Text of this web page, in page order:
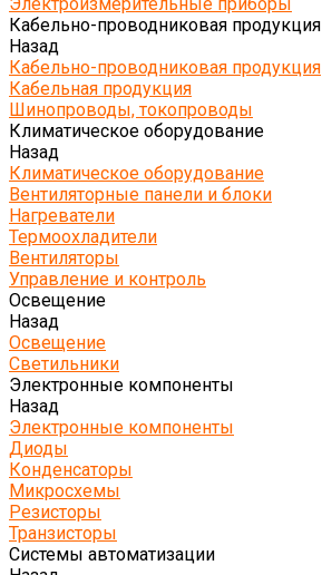
Кабельно-проводниковая продукция
Назад
Кабельно-проводниковая продукция
Кабельная продукция
Шинопроводы, токопроводы
Климатическое оборудование
Назад
Климатическое оборудование
Вентиляторные панели и блоки
Нагреватели
Термоохладители
Вентиляторы
Управление и контроль
Освещение
Назад
Освещение
Светильники
Электронные компоненты
Назад
Электронные компоненты
Диоды
Конденсаторы
Микросхемы
Резисторы
Транзисторы
Системы автоматизации